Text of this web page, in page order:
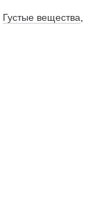
Густые вещества,